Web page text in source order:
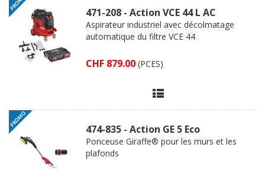
471-208 - Action VCE 44 L AC
Aspirateur industriel avec décolmatage
automatique du filtre VCE 44
CHF 879.00 (PCES)
474-835 - Action GE 5 Eco
Ponceuse Giraffe® pour les murs et les
plafonds